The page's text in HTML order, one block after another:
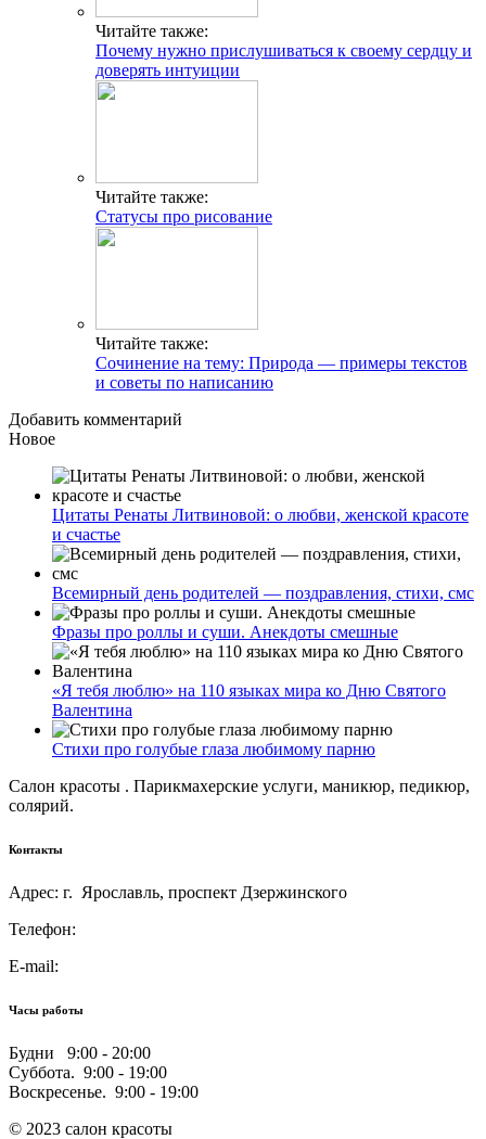
Читайте также:
Почему нужно прислушиваться к своему сердцу и
доверять интуиции
Читайте также:
Статусы про рисование
Читайте также:
Сочинение на тему: Природа — примеры текстов
и советы по написанию
Добавить комментарий
Новое
Цитаты Ренаты Литвиновой: о любви, женской красоте
и счастье
Всемирный день родителей — поздравления, стихи, смс
Фразы про роллы и суши. Анекдоты смешные
«Я тебя люблю» на 110 языках мира ко Дню Святого
Валентина
Стихи про голубые глаза любимому парню
Салон красоты . Парикмахерские услуги, маникюр, педикюр,
солярий.
Контакты
Адрес: г. Ярославль, проспект Дзержинского
Телефон:
E-mail:
Часы работы
Будни 9:00 - 20:00
Суббота. 9:00 - 19:00
Воскресенье. 9:00 - 19:00
© 2023 салон красоты